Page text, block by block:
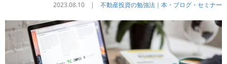
2023.08.10 | 不動産投資の勉強法｜本・ブログ・セミナー